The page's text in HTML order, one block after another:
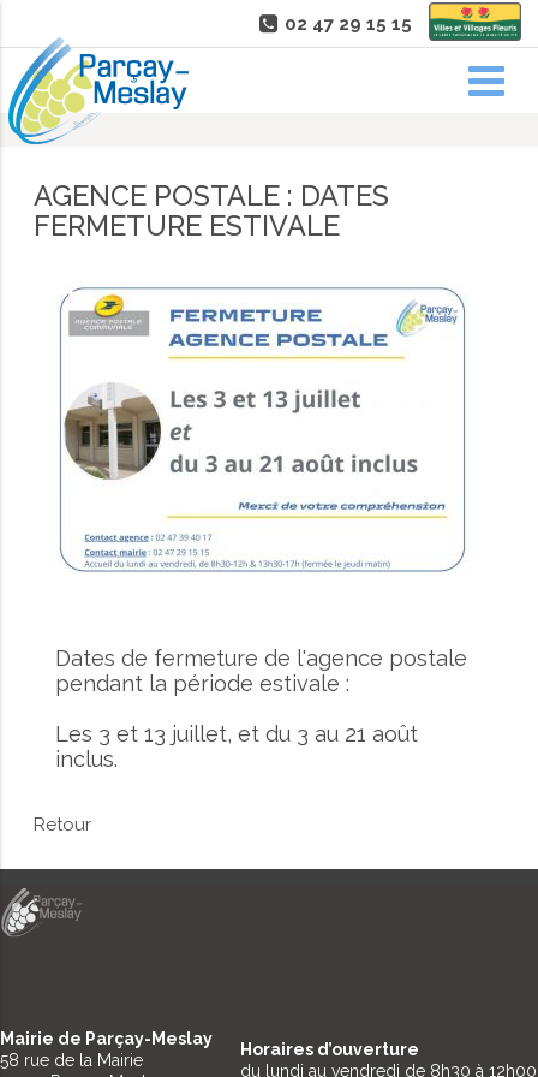
02 47 29 15 15
AGENCE POSTALE : DATES
FERMETURE ESTIVALE
Dates de fermeture de l'agence postale
pendant la période estivale :
Les 3 et 13 juillet, et du 3 au 21 août
inclus.
Retour
Mairie de Parçay-Meslay
58 rue de la Mairie
Horaires d’ouverture
du lundi au vendredi de 8h30 à 12h00